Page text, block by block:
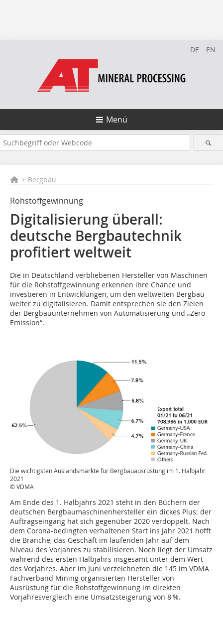
DE EN
Menü
Bergbau
Rohstoffgewinnung
Digitalisierung überall:
deutsche Bergbautechnik
profitiert weltweit
D‌ie in Deutschland verbliebenen Hersteller von Maschinen
für die Rohstoffgewinnung erkennen ihre Chance und
investieren in Entwicklungen, um den weltweiten Bergbau
weiter zu digitalisieren. Damit entsprechen sie den Zielen
der Bergbauunternehmen von Automatisierung und „Zero
Emission“.
Die wichtigsten Auslandsmärkte für Bergbauausrüstung im 1. Halbjahr
2021
© VDMA
Am Ende des 1. Halbjahrs 2021 steht in den Büchern der
deutschen Bergbaumaschinenhersteller ein dickes Plus: der
Auftragseingang hat sich gegenüber 2020 verdoppelt. Nach
dem Corona-bedingten verhaltenen Start ins Jahr 2021 hofft
die Branche, das Geschäft im laufenden Jahr auf dem
Niveau des Vorjahres zu stabilisieren. Noch liegt der Umsatz
während des ersten Halbjahrs insgesamt unter dem Wert
des Vorjahres. Aber im Juni verzeichneten die 145 im VDMA
Fachverband ­Mining organisierten Hersteller von
Ausrüstung für die Rohstoff­gewinnung im direkten
Vorjahresvergleich eine Umsatzsteigerung von 8 %.